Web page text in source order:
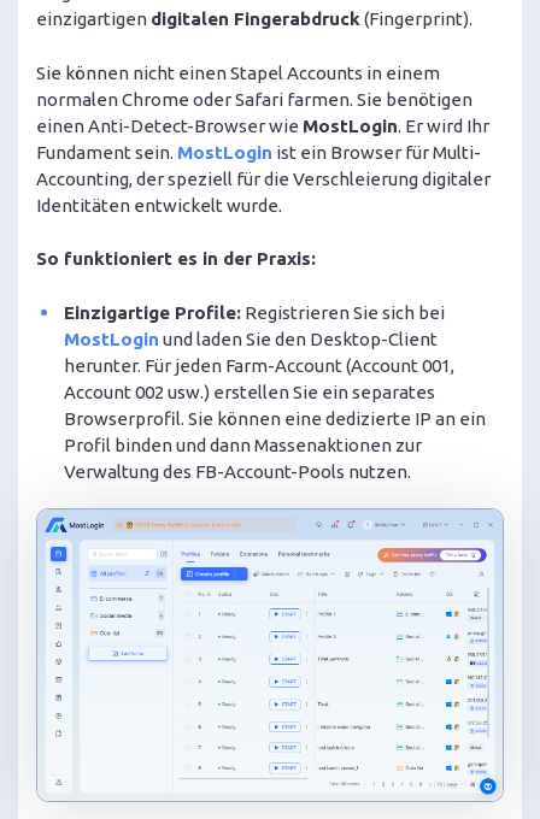
einzigartigen digitalen Fingerabdruck (Fingerprint).
Sie können nicht einen Stapel Accounts in einem
normalen Chrome oder Safari farmen. Sie benötigen
einen Anti-Detect-Browser wie MostLogin. Er wird Ihr
Fundament sein. MostLogin ist ein Browser für Multi-
Accounting, der speziell für die Verschleierung digitaler
Identitäten entwickelt wurde.
So funktioniert es in der Praxis:
Einzigartige Profile:Registrieren Sie sich bei
MostLogin und laden Sie den Desktop-Client
herunter. Für jeden Farm-Account (Account 001,
Account 002 usw.) erstellen Sie ein separates
Browserprofil. Sie können eine dedizierte IP an ein
Profil binden und dann Massenaktionen zur
Verwaltung des FB-Account-Pools nutzen.